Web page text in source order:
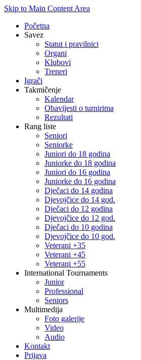
Skip to Main Content Area
Početna
Savez
Statut i pravilnici
Organi
Klubovi
Treneri
Igrači
Takmičenje
Kalendar
Obavijesti o turnirima
Rezultati
Rang liste
Seniori
Seniorke
Juniori do 18 godina
Juniorke do 18 godina
Juniori do 16 godina
Juniorke do 16 godina
Dječaci do 14 godina
Djevojčice do 14 god.
Dječaci do 12 godina
Djevojčice do 12 god.
Dječaci do 10 godina
Djevojčice do 10 god.
Veterani +35
Veterani +45
Veterani +55
International Tournaments
Junior
Professional
Seniors
Multimedija
Foto galerije
Video
Audio
Kontakt
Prijava